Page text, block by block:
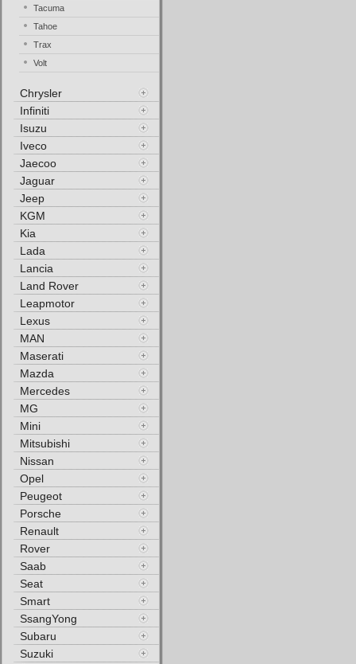
Tacuma
Tahoe
Trax
Volt
Chrysler
Infiniti
Isuzu
Iveco
Jaecoo
Jaguar
Jeep
KGM
Kia
Lada
Lancia
Land Rover
Leapmotor
Lexus
MAN
Maserati
Mazda
Mercedes
MG
Mini
Mitsubishi
Nissan
Opel
Peugeot
Porsche
Renault
Rover
Saab
Seat
Smart
SsangYong
Subaru
Suzuki